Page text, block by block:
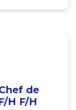
de
H F/H